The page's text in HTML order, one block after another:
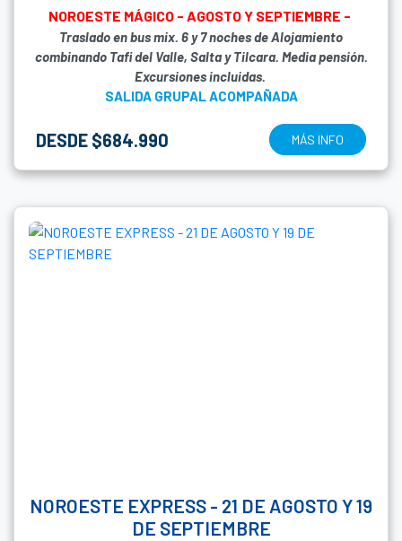
NOROESTE MÁGICO - AGOSTO Y SEPTIEMBRE -
Traslado en bus mix. 6 y 7 noches de Alojamiento
combinando Tafi del Valle, Salta y Tilcara. Media pensión.
Excursiones incluidas.
SALIDA GRUPAL ACOMPAÑADA
DESDE $684.990 MÁS INFO
NOROESTE EXPRESS - 21 DE AGOSTO Y 19
DE SEPTIEMBRE